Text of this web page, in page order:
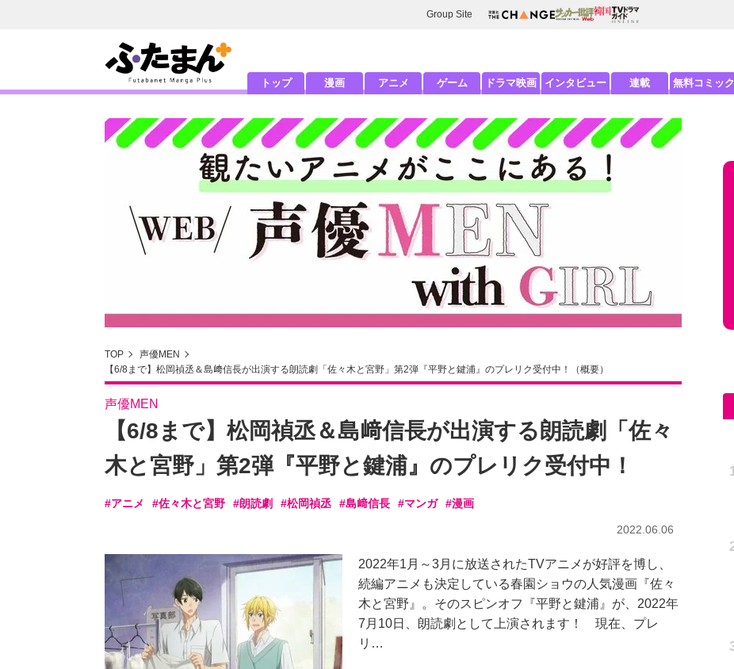
Group Site
トップ 漫画 アニメ ゲーム ドラマ映画 インタビュー 連載 無料コミック
TOP
声優MEN
【6/8まで】松岡禎丞＆島﨑信長が出演する朗読劇「佐々木と宮野」第2弾『平野と鍵浦』のプレリク受付中！（概要）
声優MEN
【6/8まで】松岡禎丞＆島﨑信長が出演する朗読劇「佐々
木と宮野」第2弾『平野と鍵浦』のプレリク受付中！
#アニメ #佐々木と宮野 #朗読劇 #松岡禎丞 #島﨑信長 #マンガ #漫画
2022.06.06
2022年1月～3月に放送されたTVアニメが好評を博し、
続編アニメも決定している春園ショウの人気漫画『佐々
木と宮野』。そのスピンオフ『平野と鍵浦』が、2022年
7月10日、朗読劇として上演されます！ 現在、プレ
リ…